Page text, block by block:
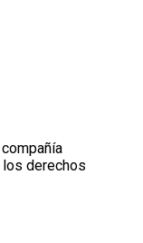
derechos